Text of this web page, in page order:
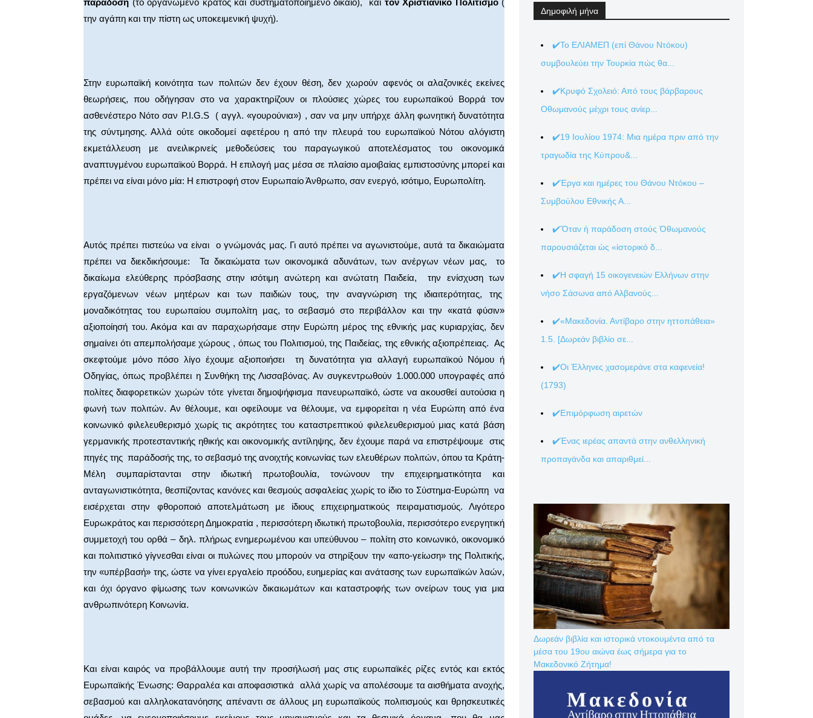
παράδοση (το οργανωμένο κράτος και συστηματοποιημένο δίκαιο), και τον Χριστιανικό Πολιτισμό(
την αγάπη και την πίστη ως υποκειμενική ψυχή).
Στην ευρωπαϊκή κοινότητα των πολιτών δεν έχουν θέση, δεν χωρούν αφενός οι αλαζονικές εκείνες
θεωρήσεις, που οδήγησαν στο να χαρακτηρίζουν οι πλούσιες χώρες του ευρωπαϊκού Βορρά τον
ασθενέστερο Νότο σαν P.I.G.S ( αγγλ. «γουρούνια») , σαν να μην υπήρχε άλλη φωνητική δυνατότητα
της σύντμησης. Αλλά ούτε οικοδομεί αφετέρου η από την πλευρά του ευρωπαϊκού Νότου αλόγιστη
εκμετάλλευση με ανειλικρινείς μεθοδεύσεις του παραγωγικού αποτελέσματος του οικονομικά
αναπτυγμένου ευρωπαϊκού Βορρά. Η επιλογή μας μέσα σε πλαίσιο αμοιβαίας εμπιστοσύνης μπορεί και
πρέπει να είναι μόνο μία: Η επιστροφή στον Ευρωπαίο Άνθρωπο, σαν ενεργό, ισότιμο, Ευρωπολίτη.
Αυτός πρέπει πιστεύω να είναι ο γνώμονάς μας. Γι αυτό πρέπει να αγωνιστούμε, αυτά τα δικαιώματα
πρέπει να διεκδικήσουμε: Τα δικαιώματα των οικονομικά αδυνάτων, των ανέργων νέων μας, το
δικαίωμα ελεύθερης πρόσβασης στην ισότιμη ανώτερη και ανώτατη Παιδεία, την ενίσχυση των
εργαζόμενων νέων μητέρων και των παιδιών τους, την αναγνώριση της ιδιαιτερότητας, της
μοναδικότητας του ευρωπαίου συμπολίτη μας, το σεβασμό στο περιβάλλον και την «κατά φύσιν»
αξιοποίησή του. Ακόμα και αν παραχωρήσαμε στην Ευρώπη μέρος της εθνικής μας κυριαρχίας, δεν
σημαίνει ότι απεμπολήσαμε χώρους , όπως του Πολιτισμού, της Παιδείας, της εθνικής αξιοπρέπειας. Ας
σκεφτούμε μόνο πόσο λίγο έχουμε αξιοποιήσει τη δυνατότητα για αλλαγή ευρωπαϊκού Νόμου ή
Οδηγίας, όπως προβλέπει η Συνθήκη της Λισσαβόνας. Αν συγκεντρωθούν 1.000.000 υπογραφές από
πολίτες διαφορετικών χωρών τότε γίνεται δημοψήφισμα πανευρωπαϊκό, ώστε να ακουσθεί αυτούσια η
φωνή των πολιτών. Αν θέλουμε, και οφείλουμε να θέλουμε, να εμφορείται η νέα Ευρώπη από ένα
κοινωνικό φιλελευθερισμό χωρίς τις ακρότητες του καταστρεπτικού φιλελευθερισμού μιας κατά βάση
γερμανικής προτεσταντικής ηθικής και οικονομικής αντίληψης, δεν έχουμε παρά να επιστρέψουμε στις
πηγές της παράδοσής της, το σεβασμό της ανοιχτής κοινωνίας των ελευθέρων πολιτών, όπου τα Κράτη-
Μέλη συμπαρίστανται στην ιδιωτική πρωτοβουλία, τονώνουν την επιχειρηματικότητα και
ανταγωνιστικότητα, θεσπίζοντας κανόνες και θεσμούς ασφαλείας χωρίς το ίδιο το Σύστημα-Ευρώπη να
εισέρχεται στην φθοροποιό αποτελμάτωση με ίδιους επιχειρηματικούς πειραματισμούς. Λιγότερο
Ευρωκράτος και περισσότερη Δημοκρατία , περισσότερη ιδιωτική πρωτοβουλία, περισσότερο ενεργητική
συμμετοχή του ορθά – δηλ. πλήρως ενημερωμένου και υπεύθυνου – πολίτη στο κοινωνικό, οικονομικό
και πολιτιστικό γίγνεσθαι είναι οι πυλώνες που μπορούν να στηρίξουν την «απο-γείωση» της Πολιτικής,
την «υπέρβασή» της, ώστε να γίνει εργαλείο προόδου, ευημερίας και ανάτασης των ευρωπαϊκών λαών,
και όχι όργανο φίμωσης των κοινωνικών δικαιωμάτων και καταστροφής των ονείρων τους για μια
ανθρωπινότερη Κοινωνία.
Και είναι καιρός να προβάλλουμε αυτή την προσήλωσή μας στις ευρωπαϊκές ρίζες εντός και εκτός
Ευρωπαϊκής Ένωσης: Θαρραλέα και αποφασιστικά αλλά χωρίς να απολέσουμε τα αισθήματα ανοχής,
σεβασμού και αλληλοκατανόησης απέναντι σε άλλους μη ευρωπαϊκούς πολιτισμούς και θρησκευτικές
Δημοφιλή μήνα
✔️Το ΕΛΙΑΜΕΠ (επί Θάνου Ντόκου)
συμβουλεύει την Τουρκία πώς θα...
✔️Κρυφό Σχολειό: Από τους βάρβαρους
Οθωμανούς μέχρι τους ανίερ...
✔️19 Ιουλίου 1974: Μια ημέρα πριν από την
τραγωδία της Κύπρου&...
✔️Έργα και ημέρες του Θάνου Ντόκου –
Συμβούλου Εθνικής Α...
✔️Ὅταν ἡ παράδοση στούς Ὀθωμανούς
παρουσιάζεται ὡς «ἱστορικό δ...
✔️Η σφαγή 15 οικογενειών Ελλήνων στην
νήσο Σάσωνα από Αλβανούς...
✔️«Μακεδονία. Αντίβαρο στην ηττοπάθεια»
1.5. [Δωρεάν βιβλίο σε...
✔️Οι Έλληνες χασομεράνε στα καφενεία!
(1793)
✔️Επιμόρφωση αιρετών
✔️Ένας ιερέας απαντά στην ανθελληνική
προπαγάνδα και απαριθμεί...
Δωρεάν βιβλία και ιστορικά ντοκουμέντα από τα
μέσα του 19ου αιώνα έως σήμερα για το
Μακεδονικό Ζήτημα!